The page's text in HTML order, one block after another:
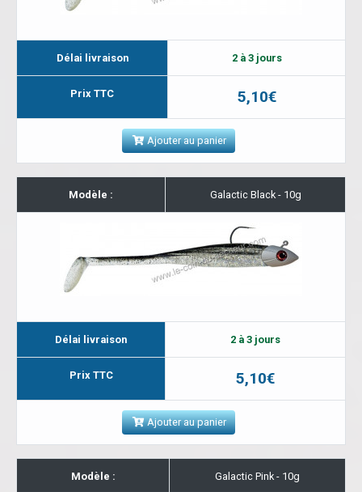
Délai livraison 2 à 3 jours
Prix TTC 5,10€
Ajouter au panier
Modèle : Galactic Black - 10g
Délai livraison 2 à 3 jours
Prix TTC 5,10€
Ajouter au panier
Modèle : Galactic Pink - 10g